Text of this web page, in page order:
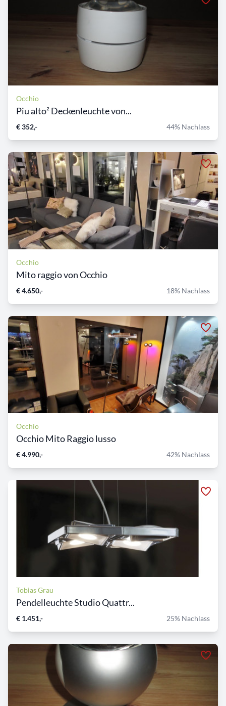
Occhio
Piu alto² Deckenleuchte von...
€ 352,- 44% Nachlass
Occhio
Mito raggio von Occhio
€ 4.650,- 18% Nachlass
Occhio
Occhio Mito Raggio lusso
€ 4.990,- 42% Nachlass
Tobias Grau
Pendelleuchte Studio Quattr...
€ 1.451,- 25% Nachlass